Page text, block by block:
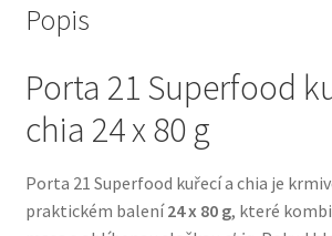
Škrabadla pro kočky
Veterinární dieta pro kočky
Vše pro psy — Krmivo, doplňky, vybavení
Boudy a výběhy
Popis
Porta 21 Superfood
chia 24 x 80 g
Porta 21 Superfood kuřecí a chia je
praktickém balení24 x 80 g, které